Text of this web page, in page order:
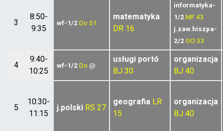
3
8:50-
9:35
wf-1/2Do S1
matematyka
DR 16
informatyka-
1/2MF43
j.zaw.hiszpa-
2/2GO 33
4
9:40-
10:25
wf-1/2Do @
usługi portó
BJ 30
organizacja
BJ 40
5
10:30-
11:15
j.polski RS 27
geografia LR
15
organizacja
BJ 40